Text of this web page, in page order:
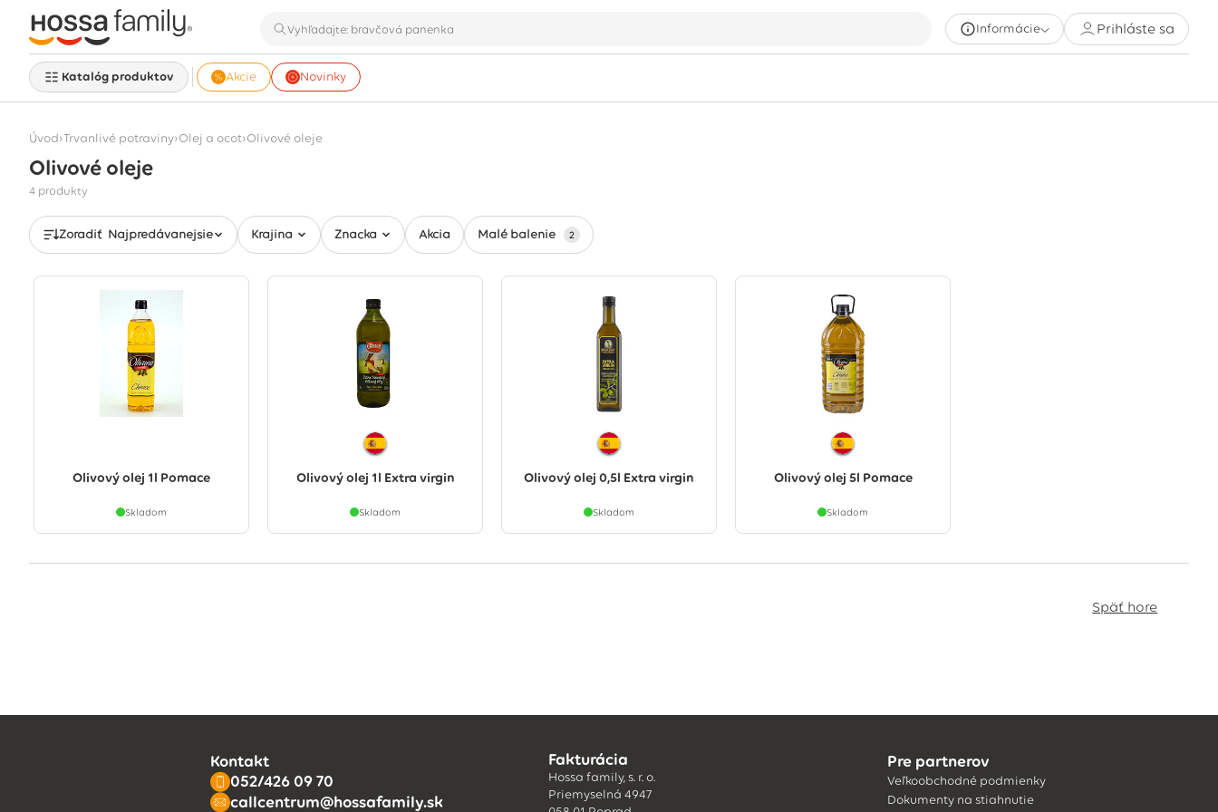
Informácie Prihláste sa
Katalóg produktov Akcie Novinky
Úvod›Trvanlivé potraviny›Olej a ocot›Olivové oleje
Olivové oleje
4 produkty
Zoradiť Najpredávanejšie Krajina Značka Akcia Malé balenie 2
Olivový olej 1l Pomace
Skladom
Olivový olej 1l Extra virgin
Skladom
Olivový olej 0,5l Extra virgin
Skladom
Olivový olej 5l Pomace
Skladom
Späť hore
Kontakt
052/426 09 70
callcentrum@hossafamily.sk
Fakturácia
Hossa family, s. r. o.
Priemyselná 4947
Pre partnerov
Veľkoobchodné podmienky
Dokumenty na stiahnutie